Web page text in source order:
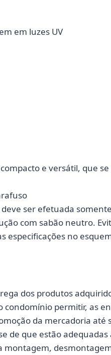
em luzes UV
e versátil, que
deve ser efetuada
com sabão neutro.
especificações no
dos produtos
permitir, as
da mercadoria até
de que estão
montagem,